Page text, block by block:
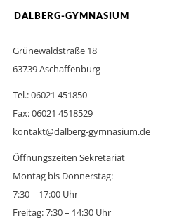
DALBERG-GYMNASIUM
Grünewaldstraße 18
63739 Aschaffenburg
Tel.: 06021 451850
Fax: 06021 4518529
kontakt@dalberg-gymnasium.de
Öffnungszeiten Sekretariat
Montag bis Donnerstag:
7:30 – 17:00 Uhr
Freitag: 7:30 – 14:30 Uhr